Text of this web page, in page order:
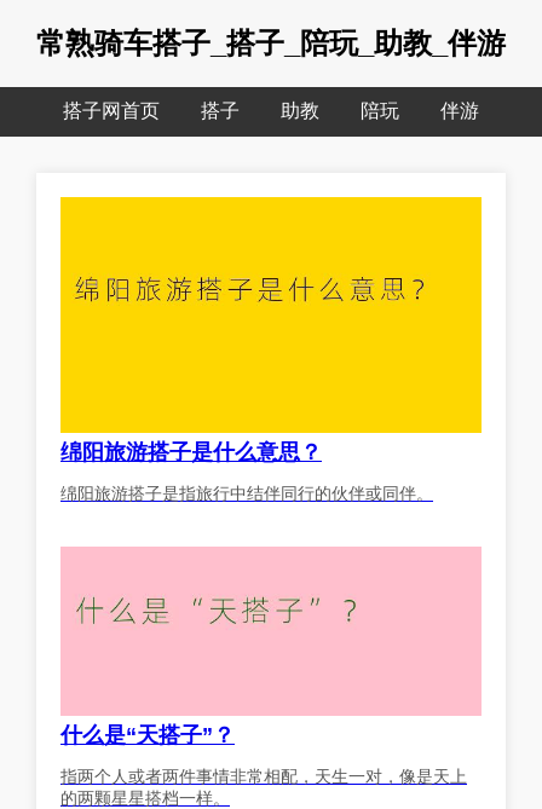
常熟骑车搭子_搭子_陪玩_助教_伴游
搭子网首页 搭子 助教 陪玩 伴游
绵阳旅游搭子是什么意思？
绵阳旅游搭子是指旅行中结伴同行的伙伴或同伴。
什么是“天搭子”？
指两个人或者两件事情非常相配，天生一对，像是天上
的两颗星星搭档一样。